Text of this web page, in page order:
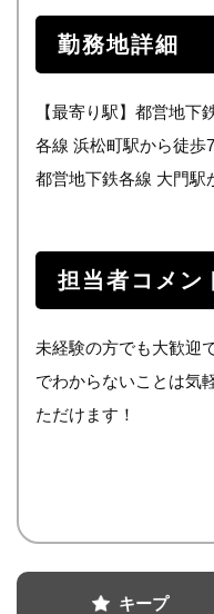
勤務地詳細
【最寄り駅】都営地下
各線 浜松町駅から徒歩
都営地下鉄各線 大門駅
担当者コメン
未経験の方でも大歓迎
でわからないことは気
ただけます！
キープ